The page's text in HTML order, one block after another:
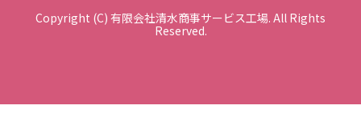
Copyright (C) 有限会社清水商事サービス工場. All Rights
Reserved.